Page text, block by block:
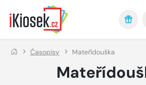
Přejít na hlavní obsah
Časopisy Mateřídouška